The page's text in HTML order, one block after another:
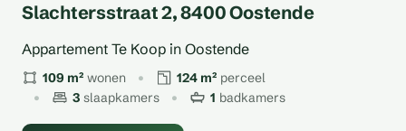
Slachtersstraat 2, 8400 Oostende
Appartement Te Koop in Oostende
109 m² wonen 124 m² perceel
3 slaapkamers 1 badkamers